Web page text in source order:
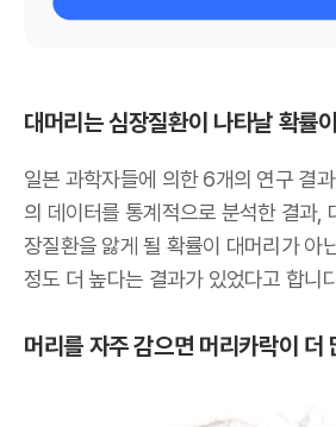
대머리는 심장질환이 나타날 확률
일본 과학자들에 의한 6개의 연구 결
의 데이터를 통계적으로 분석한 결과,
장질환을 앓게 될 확률이 대머리가 아
정도 더 높다는 결과가 있었다고 합니
머리를 자주 감으면 머리카락이 더